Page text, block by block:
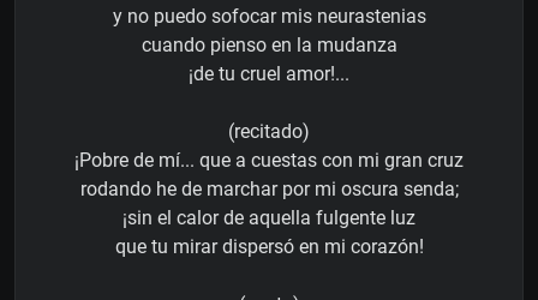
y no puedo sofocar mis neurastenias
cuando pienso en la mudanza
¡de tu cruel amor!...
(recitado)
¡Pobre de mí... que a cuestas con mi gran cruz
rodando he de marchar por mi oscura senda;
¡sin el calor de aquella fulgente luz
que tu mirar dispersó en mi corazón!